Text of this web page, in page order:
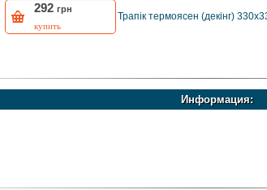
292 грн
купить
Трапік термоясен (декінг)
Информация: